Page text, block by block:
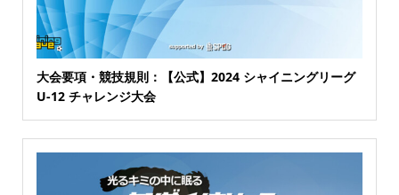
大会要項・競技規則：【公式】2024 シャイニングリーグ
U-12 チャレンジ大会